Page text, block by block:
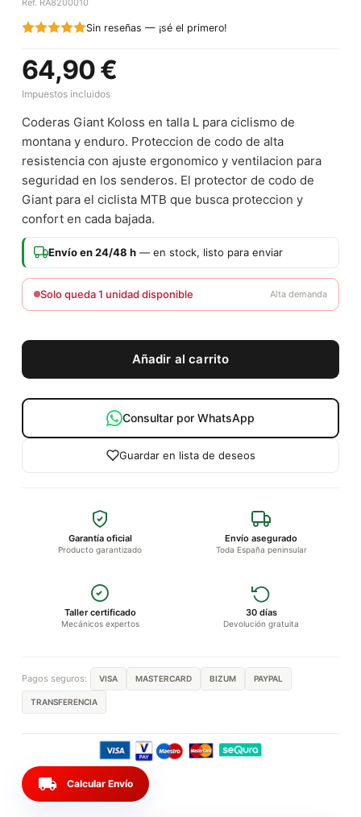
Ref. RA8200010
Sin reseñas — ¡sé el primero!
64,90 €
Impuestos incluidos
Coderas Giant Koloss en talla L para ciclismo de
montana y enduro. Proteccion de codo de alta
resistencia con ajuste ergonomico y ventilacion para
seguridad en los senderos. El protector de codo de
Giant para el ciclista MTB que busca proteccion y
confort en cada bajada.
Envío en 24/48 h — en stock, listo para enviar
Solo queda 1 unidad disponible Alta demanda
Añadir al carrito
Consultar por WhatsApp
Guardar en lista de deseos
Garantía oficial
Producto garantizado
Envío asegurado
Toda España peninsular
Taller certificado
Mecánicos expertos
30 días
Devolución gratuita
Pagos seguros: VISA MASTERCARD BIZUM PAYPAL
TRANSFERENCIA
local_shipping Calcular Envío